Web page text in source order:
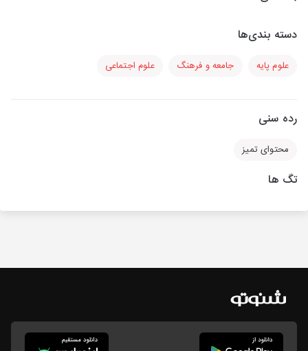
دسته بندی‌ها
علوم پایه جامعه و فرهنگ علوم اجتماعی
رده سنی
محتوای تمیز
تگ ها